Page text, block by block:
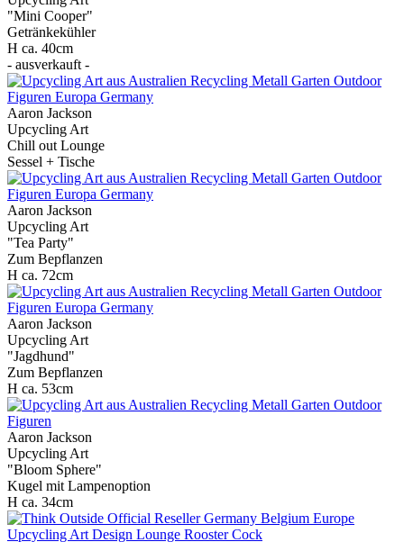
"Mini Cooper"
Getränkekühler
H ca. 40cm
- ausverkauft -
Aaron Jackson
Upcycling Art
Chill out Lounge
Sessel + Tische
Aaron Jackson
Upcycling Art
"Tea Party"
Zum Bepflanzen
H ca. 72cm
Aaron Jackson
Upcycling Art
"Jagdhund"
Zum Bepflanzen
H ca. 53cm
Aaron Jackson
Upcycling Art
"Bloom Sphere"
Kugel mit Lampenoption
H ca. 34cm